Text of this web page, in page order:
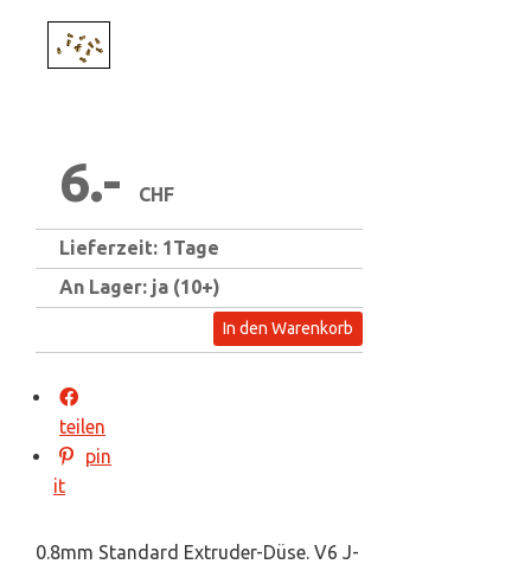
6.- CHF
Lieferzeit: 1Tage
An Lager: ja (10+)
In den Warenkorb
teilen
pin
it
0.8mm Standard Extruder-Düse. V6 J-